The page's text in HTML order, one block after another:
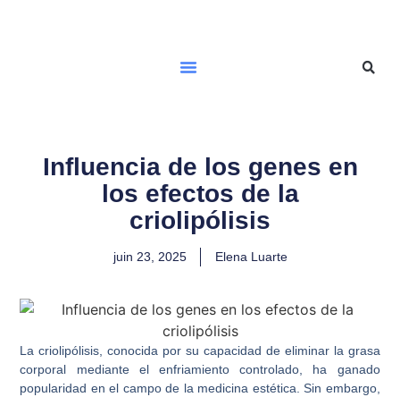
Influencia de los genes en
los efectos de la
criolipólisis
juin 23, 2025 Elena Luarte
La criolipólisis, conocida por su capacidad de eliminar la grasa
corporal mediante el enfriamiento controlado, ha ganado
popularidad en el campo de la medicina estética. Sin embargo,